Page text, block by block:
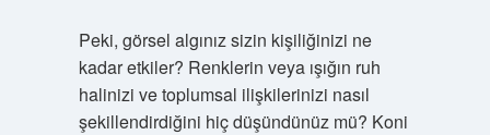
Peki, görsel algınız sizin kişiliğinizi ne
kadar etkiler? Renklerin veya ışığın ruh
halinizi ve toplumsal ilişkilerinizi nasıl
şekillendirdiğini hiç düşündünüz mü? Koni